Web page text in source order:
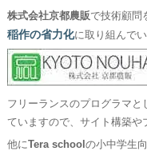
株式会社京都農販で技術顧問
稲作の省力化に取り組んでい
フリーランスのプログラマ
ていますので、サイト構築や
他にTera school の小中学生